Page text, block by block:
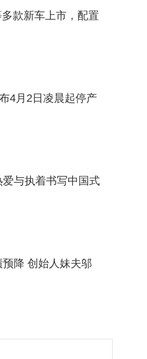
款新车上市，配置
4月2日凌晨起停产
与执着书写中国式
降 创始人妹夫邬